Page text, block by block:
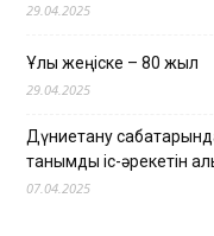
29.04.2025
Ұлы жеңіске – 80 жыл
29.04.2025
Дүниетану
танымдық іс-әрекетін
07.04.2025